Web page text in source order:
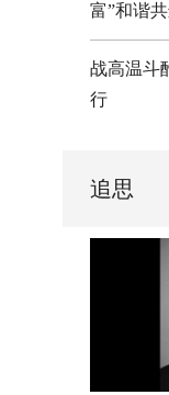
富”和谐
战高温斗
行
追思